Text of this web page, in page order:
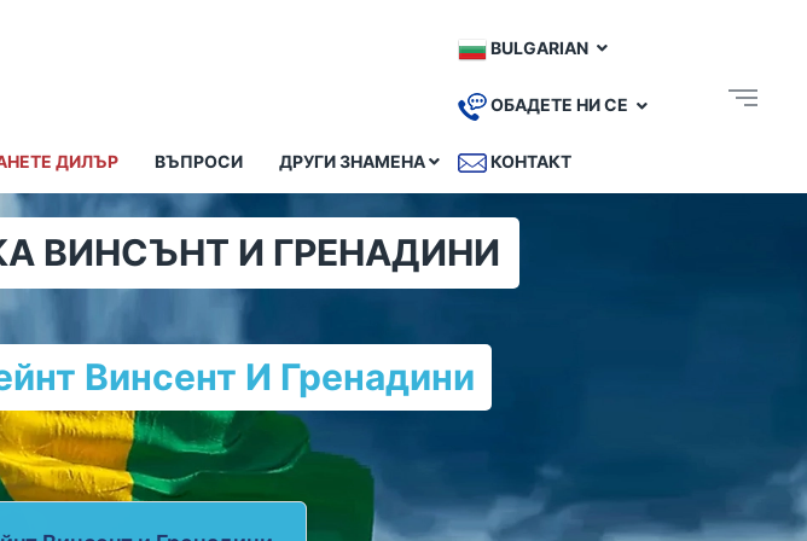
ДИЛЪР ВЪПРОСИ ДРУГИ ЗНАМЕНА
BULGARIAN
ОБАДЕТЕ НИ СЕ
КОНТАКТ
ВИНСЪНТ И ГРЕНАДИНИ
Винсент И Гренадини